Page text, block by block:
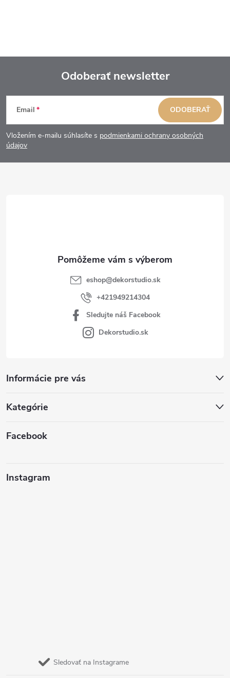
Z
á
p
Odoberať newsletter
Email
Vložením e-mailu súhlasíte s podmienkami ochrany osobných
údajov
ODOBERAŤ
Informácie pre vás
Kategórie
Facebook
Instagram
Sledovať na Instagrame
eshop@dekorstudio.sk
+421949214304
Sledujte náš Facebook
Dekorstudio.sk